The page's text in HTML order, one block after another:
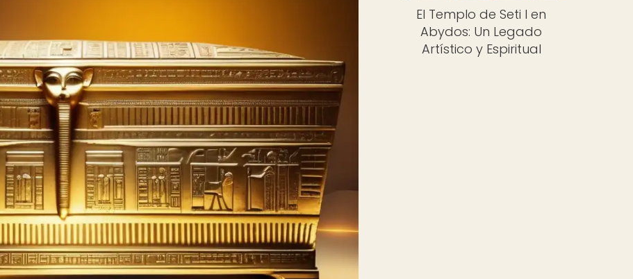
El Templo de Seti I en
Abydos: Un Legado
Artístico y Espiritual